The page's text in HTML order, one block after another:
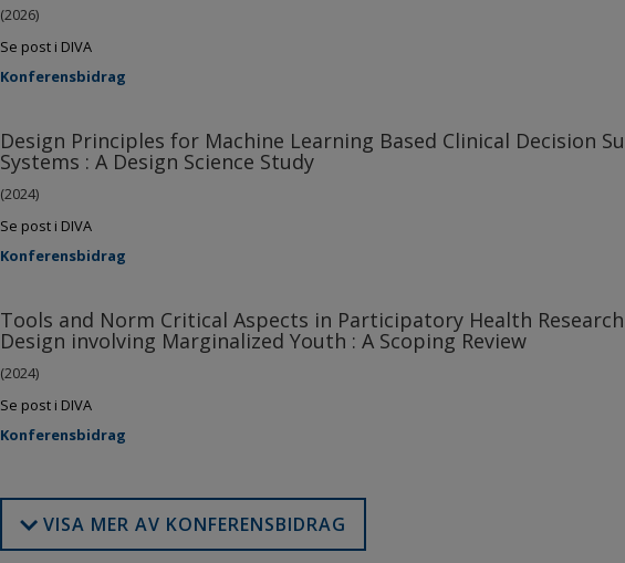
(2026)
Se post i DIVA
Konferensbidrag
Design Principles for Machine Learning Based Clinical Decision
Systems : A Design Science Study
(2024)
Se post i DIVA
Konferensbidrag
Tools and Norm Critical Aspects in Participatory Health
Design involving Marginalized Youth : A Scoping Review
(2024)
Se post i DIVA
Konferensbidrag
VISA MER AV KONFERENSBIDRAG